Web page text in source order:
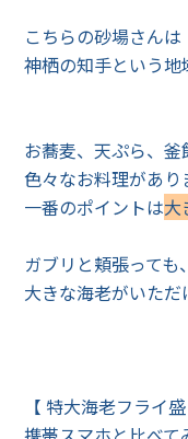
こちらの砂場さんは
神栖の知手という地
お蕎麦、天ぷら、釜
色々なお料理があり
一番のポイントは大
ガブリと頬張って
大きな海老がいた
【 特大海老フライ盛